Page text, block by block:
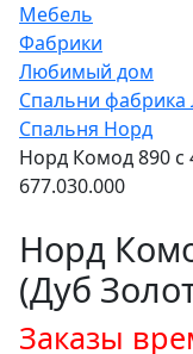
Мебель
Фабрики
Любимый дом
Спальни
Спальня Норд
Норд Комод 890
677.030.000
Норд
(Дуб
Заказы